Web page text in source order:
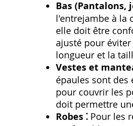
Bas (Pantalons‚
l'entrejambe à la
elle doit être
ajusté pour
longueur et la
Vestes et
épaules sont des
pour couvrir les
doit permettre
Robes ⁚ Pour les